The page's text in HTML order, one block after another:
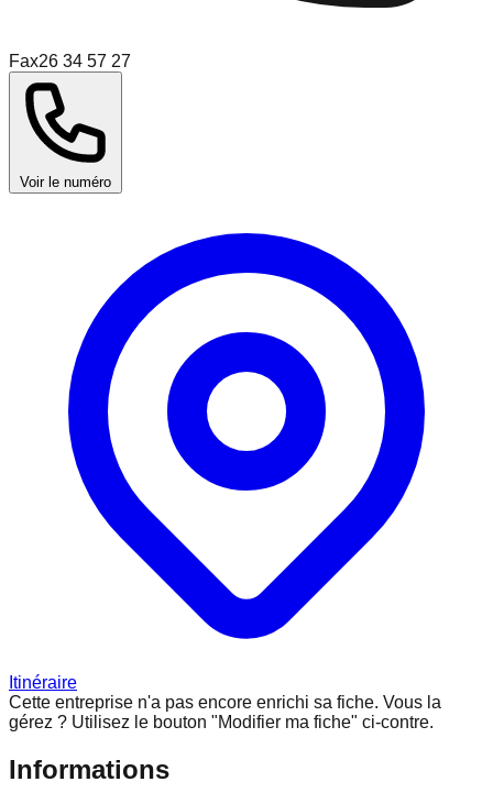
Fax26 34 57 27
Voir le numéro
Itinéraire
Cette entreprise n'a pas encore enrichi sa fiche. Vous la
gérez ? Utilisez le bouton "Modifier ma fiche" ci-contre.
Informations